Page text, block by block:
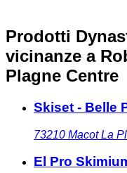
Prodotti
vicinanze a
Plagne Centre
Skiset - Belle
73210 Macot La
El Pro